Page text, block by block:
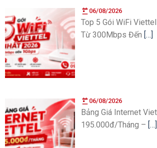
06/08/2026
Top 5 Gói WiFi
Từ 300Mbps Đến […]
06/08/2026
Bảng Giá Internet
195.000đ/Tháng – […]